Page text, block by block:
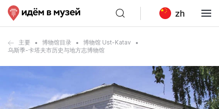
zh
主要 博物馆目录
博物馆 Ust-Katav
乌斯季-卡塔夫市历史与地方志博物馆